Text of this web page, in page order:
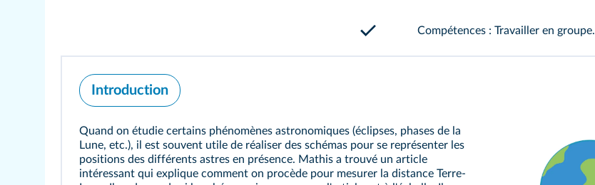
Compétences : Travailler en groupe.
Introduction
Quand on étudie certains phénomènes astronomiques (éclipses, phases de la
Lune, etc.), il est souvent utile de réaliser des schémas pour se représenter les
positions des différents astres en présence. Mathis a trouvé un article
intéressant qui explique comment on procède pour mesurer la distance Terre-